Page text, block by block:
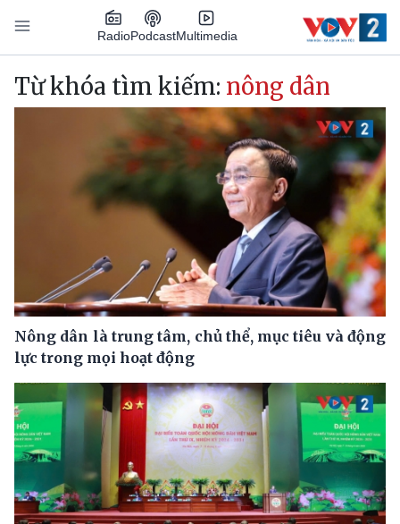
Nhảy đến nội dung
RadioPodcastMultimedia
Main navigation
Từ khóa tìm kiếm: nông dân
Nông dân là trung tâm, chủ thể, mục tiêu và động
lực trong mọi hoạt động